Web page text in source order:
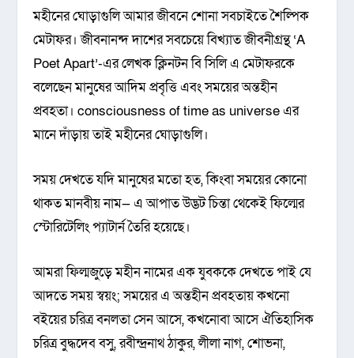
মহীনের ঘোড়াগুলি আমার জীবনে শোনা সবচাইতে শৈল্পিক
মেটাফর। জীবনানন্দ দাশের সবচেয়ে বিখ্যাত জীবনীগ্রন্থ ‘A
Poet Apart’-এর লেখক ক্লিনটন বি সিলি এ মেটাফরকে
বলেছেন মানুষের আদিম প্রবৃত্তি এবং সময়ের অন্তহীন
প্রবহতা। consciousness of time as universe এর
মানে দাঁড়ায় তাই মহীনের ঘোড়াগুলি।
সময় দেখতে যদি মানুষের মতো হত, কিংবা সময়ের কোনো
থাকত মানবীয় নাম— এ আপাত উদ্ভট চিন্তা থেকেই ফিল্মের
স্টোরিটেলিং প্যাটার্ন তৈরি হয়েছে।
আমরা ফিল্মজুড়ে মহীন নামের এক যুবককে দেখতে পাই যে
আদতে সময় স্বয়ং; সময়ের এ অন্তহীন প্রবহতায় কখনো
বইয়ের চরিত্র বনলতা সেন আসে, কখনোবা আসে ঐতিহাসিক
চরিত্র বুদ্ধদেব বসু, রবীন্দ্রনাথ ঠাকুর, লীলা নাগ, শোভনা,